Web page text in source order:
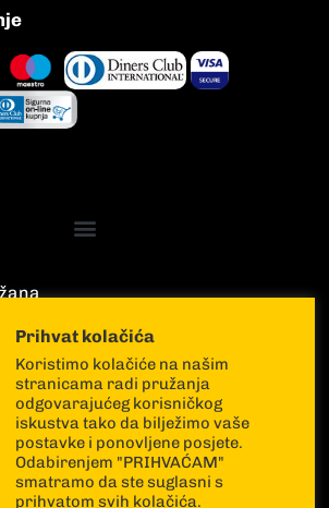
Vuković & Runjić
Prihvat kolačića
Koristimo kolačiće na našim
stranicama radi pružanja
odgovarajućeg korisničkog
iskustva tako da bilježimo vaše
postavke i ponovljene posjete.
Odabirenjem "PRIHVAĆAM"
smatramo da ste suglasni s
prihvatom svih kolačića.